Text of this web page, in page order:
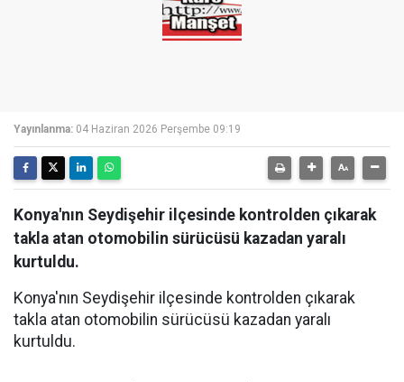
Yayınlanma: 04 Haziran 2026 Perşembe 09:19
Konya'nın Seydişehir ilçesinde kontrolden çıkarak
takla atan otomobilin sürücüsü kazadan yaralı
kurtuldu.
Konya'nın Seydişehir ilçesinde kontrolden çıkarak
takla atan otomobilin sürücüsü kazadan yaralı
kurtuldu.